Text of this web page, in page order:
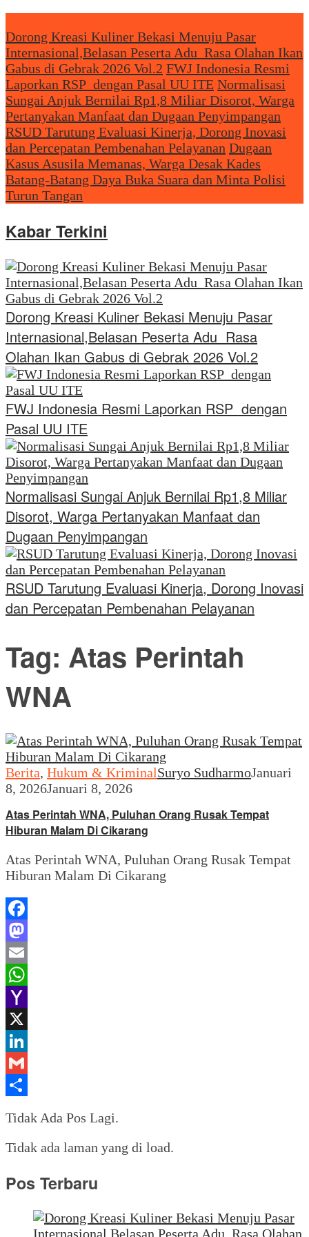
Dorong Kreasi Kuliner Bekasi Menuju Pasar
Internasional,Belasan Peserta Adu Rasa Olahan Ikan
Gabus di Gebrak 2026 Vol.2 FWJ Indonesia Resmi
Laporkan RSP dengan Pasal UU ITE Normalisasi
Sungai Anjuk Bernilai Rp1,8 Miliar Disorot, Warga
Pertanyakan Manfaat dan Dugaan Penyimpangan
RSUD Tarutung Evaluasi Kinerja, Dorong Inovasi
dan Percepatan Pembenahan Pelayanan Dugaan
Kasus Asusila Memanas, Warga Desak Kades
Batang-Batang Daya Buka Suara dan Minta Polisi
Turun Tangan
Kabar Terkini
Dorong Kreasi Kuliner Bekasi Menuju Pasar
Internasional,Belasan Peserta Adu Rasa
Olahan Ikan Gabus di Gebrak 2026 Vol.2
FWJ Indonesia Resmi Laporkan RSP dengan
Pasal UU ITE
Normalisasi Sungai Anjuk Bernilai Rp1,8 Miliar
Disorot, Warga Pertanyakan Manfaat dan
Dugaan Penyimpangan
RSUD Tarutung Evaluasi Kinerja, Dorong Inovasi
dan Percepatan Pembenahan Pelayanan
Tag: Atas Perintah
WNA
Berita, Hukum & KriminalSuryo SudharmoJanuari
8, 2026Januari 8, 2026
Atas Perintah WNA, Puluhan Orang Rusak Tempat
Hiburan Malam Di Cikarang
Atas Perintah WNA, Puluhan Orang Rusak Tempat
Hiburan Malam Di Cikarang
Facebook
Mastodon
Email
WhatsApp
Yahoo
Mail
X
LinkedIn
Gmail
Tidak Ada Pos Lagi.
Tidak ada laman yang di load.
Pos Terbaru